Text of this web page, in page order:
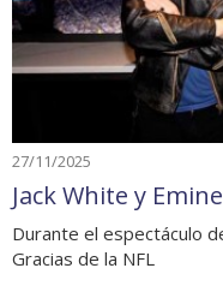
27/11/2025
Jack White y
Durante el espectáculo
Gracias de la NFL